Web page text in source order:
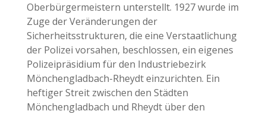
Oberbürgermeistern unterstellt. 1927 wurde im
Zuge der Veränderungen der
Sicherheitsstrukturen, die eine Verstaatlichung
der Polizei vorsahen, beschlossen, ein eigenes
Polizeipräsidium für den Industriebezirk
Mönchengladbach-Rheydt einzurichten. Ein
heftiger Streit zwischen den Städten
Mönchengladbach und Rheydt über den